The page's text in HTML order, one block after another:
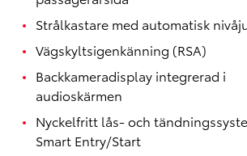
Strålkastare med automatisk
Vägskyltsigenkänning (RSA)
Backkameradisplay integrerad i
audioskärmen
Nyckelfritt lås- och
Smart Entry/Start